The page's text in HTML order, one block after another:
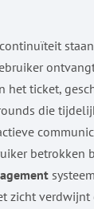
het ticket,
die
betrokken
zicht verdwijnt